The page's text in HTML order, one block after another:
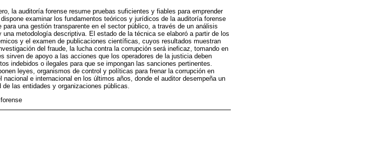
la auditoría forense resume pruebas suficientes y fiables para emprender
examinar los fundamentos teóricos y jurídicos de la auditoría forense
una gestión transparente en el sector público, a través de un análisis
metodología descriptiva. El estado de la técnica se elaboró a partir de los
y el examen de publicaciones científicas, cuyos resultados muestran
del fraude, la lucha contra la corrupción será ineficaz, tomando en
sirven de apoyo a las acciones que los operadores de la justicia deben
indebidos o ilegales para que se impongan las sanciones pertinentes.
leyes, organismos de control y políticas para frenar la corrupción en
e internacional en los últimos años, donde el auditor desempeña un
las entidades y organizaciones públicas.